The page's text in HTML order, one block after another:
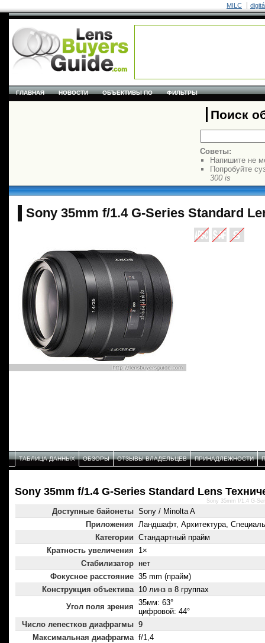
MILC
ГЛАВНАЯ НОВОСТИ ОБЪЕКТИВЫ ПО ФИЛЬТРЫ
Поиск
Советы:
Напишите не
Попробуйте
300 is
Sony 35mm f/1.4 G-Series Standard
ТАБЛИЦА ДАННЫХ ОБЗОРЫ ОТЗЫВЫ ВЛАДЕЛЬЦЕВ ПРИНАДЛЕЖНОСТИ
Sony 35mm f/1.4 G-Series Standard Lens
Доступные байонеты Sony / Minolta A
Приложения Ландшафт, Архитектура,
Категории Стандартный прайм
Кратность увеличения
1×
Стабилизатор нет
Фокусное расстояние 35 mm (прайм)
Конструкция объектива 10 линз в 8 группах
Угол поля зрения 35мм: 63°
цифровой: 44°
Число лепестков диафрагмы 9
Максимальная диафрагма f/1,4
Sony 35mm f/1.4 G-